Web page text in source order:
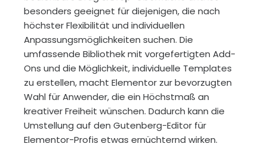
besonders geeignet für diejenigen, die nach
höchster Flexibilität und individuellen
Anpassungsmöglichkeiten suchen. Die
umfassende Bibliothek mit vorgefertigten Add-
Ons und die Möglichkeit, individuelle Templates
zu erstellen, macht Elementor zur bevorzugten
Wahl für Anwender, die ein Höchstmaß an
kreativer Freiheit wünschen. Dadurch kann die
Umstellung auf den Gutenberg-Editor für
Elementor-Profis etwas ernüchternd wirken.